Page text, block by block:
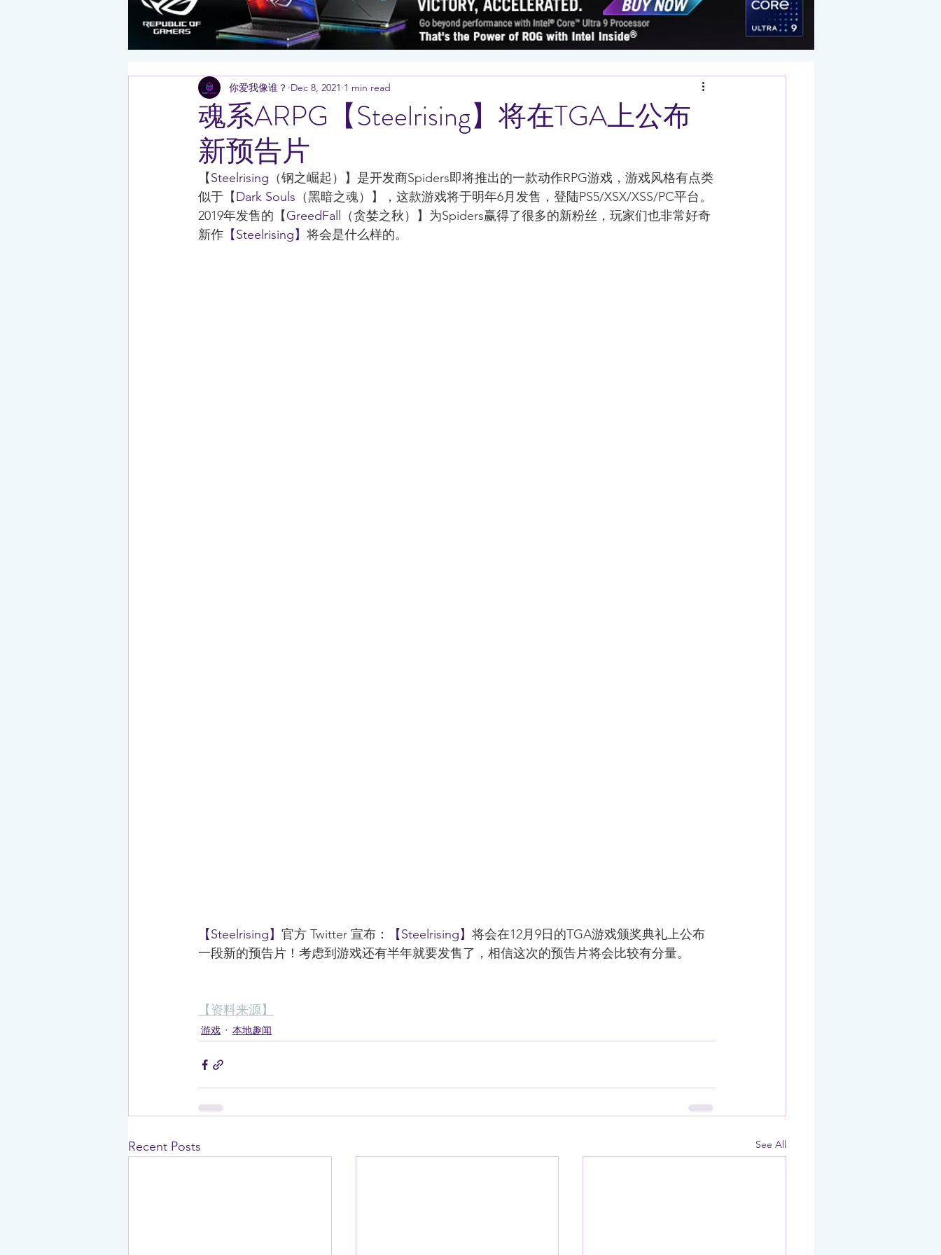
魂系ARPG【Steelrising】将在TGA上公布
新预告片
你爱我像谁？ Dec 8, 2021 1 min read
【Steelrising （钢之崛起）】是开发商Spiders即将推出的一款动作RPG游戏，游戏风格有点类
似于【Dark Souls （黑暗之魂）】，这款游戏将于明年6月发售，登陆PS5/XSX/XSS/PC平台。
2019年发售的【GreedFall
（贪婪之秋）】为Spiders赢得了很多的新粉丝，玩家们也非常好奇
新作 【Steelrising】 将会是什么样的。
【Steelrising】 官方 Twitter 宣布： 【Steelrising】 将会在12月9日的TGA游戏颁奖典礼上公布
一段新的预告片！考虑到游戏还有半年就要发售了，相信这次的预告片将会比较有分量。
【资料来源】
游戏 本地趣闻
Recent Posts See All